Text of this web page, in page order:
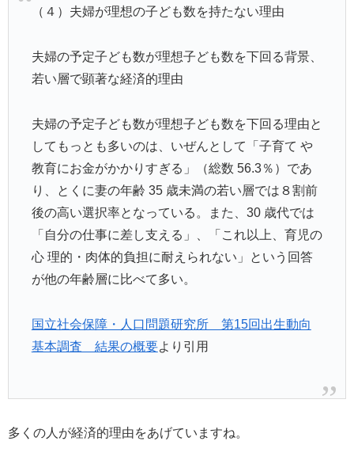
（４）夫婦が理想の子ども数を持たない理由
夫婦の予定子ども数が理想子ども数を下回る背景、
若い層で顕著な経済的理由
夫婦の予定子ども数が理想子ども数を下回る理由と
してもっとも多いのは、いぜんとして「子育て や
教育にお金がかかりすぎる」（総数 56.3％）であ
り、とくに妻の年齢 35 歳未満の若い層では８割前
後の高い選択率となっている。また、30 歳代では
「自分の仕事に差し支える」、「これ以上、育児の
心 理的・肉体的負担に耐えられない」という回答
が他の年齢層に比べて多い。
国立社会保障・人口問題研究所 第15回出生動向
基本調査 結果の概要より引用
多くの人が経済的理由をあげていますね。